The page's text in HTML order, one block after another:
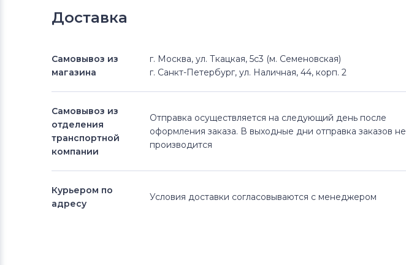
Доставка
Самовывоз из
магазина
г. Москва, ул. Ткацкая, 5с3 (м. Семеновская)
г. Санкт-Петербург, ул. Наличная, 44, корп. 2
Самовывоз из
отделения
транспортной
компании
Отправка осуществляется на следующий день после
оформления заказа. В выходные дни отправка заказов не
производится
Курьером по
адресу
Условия доставки согласовываются с менеджером